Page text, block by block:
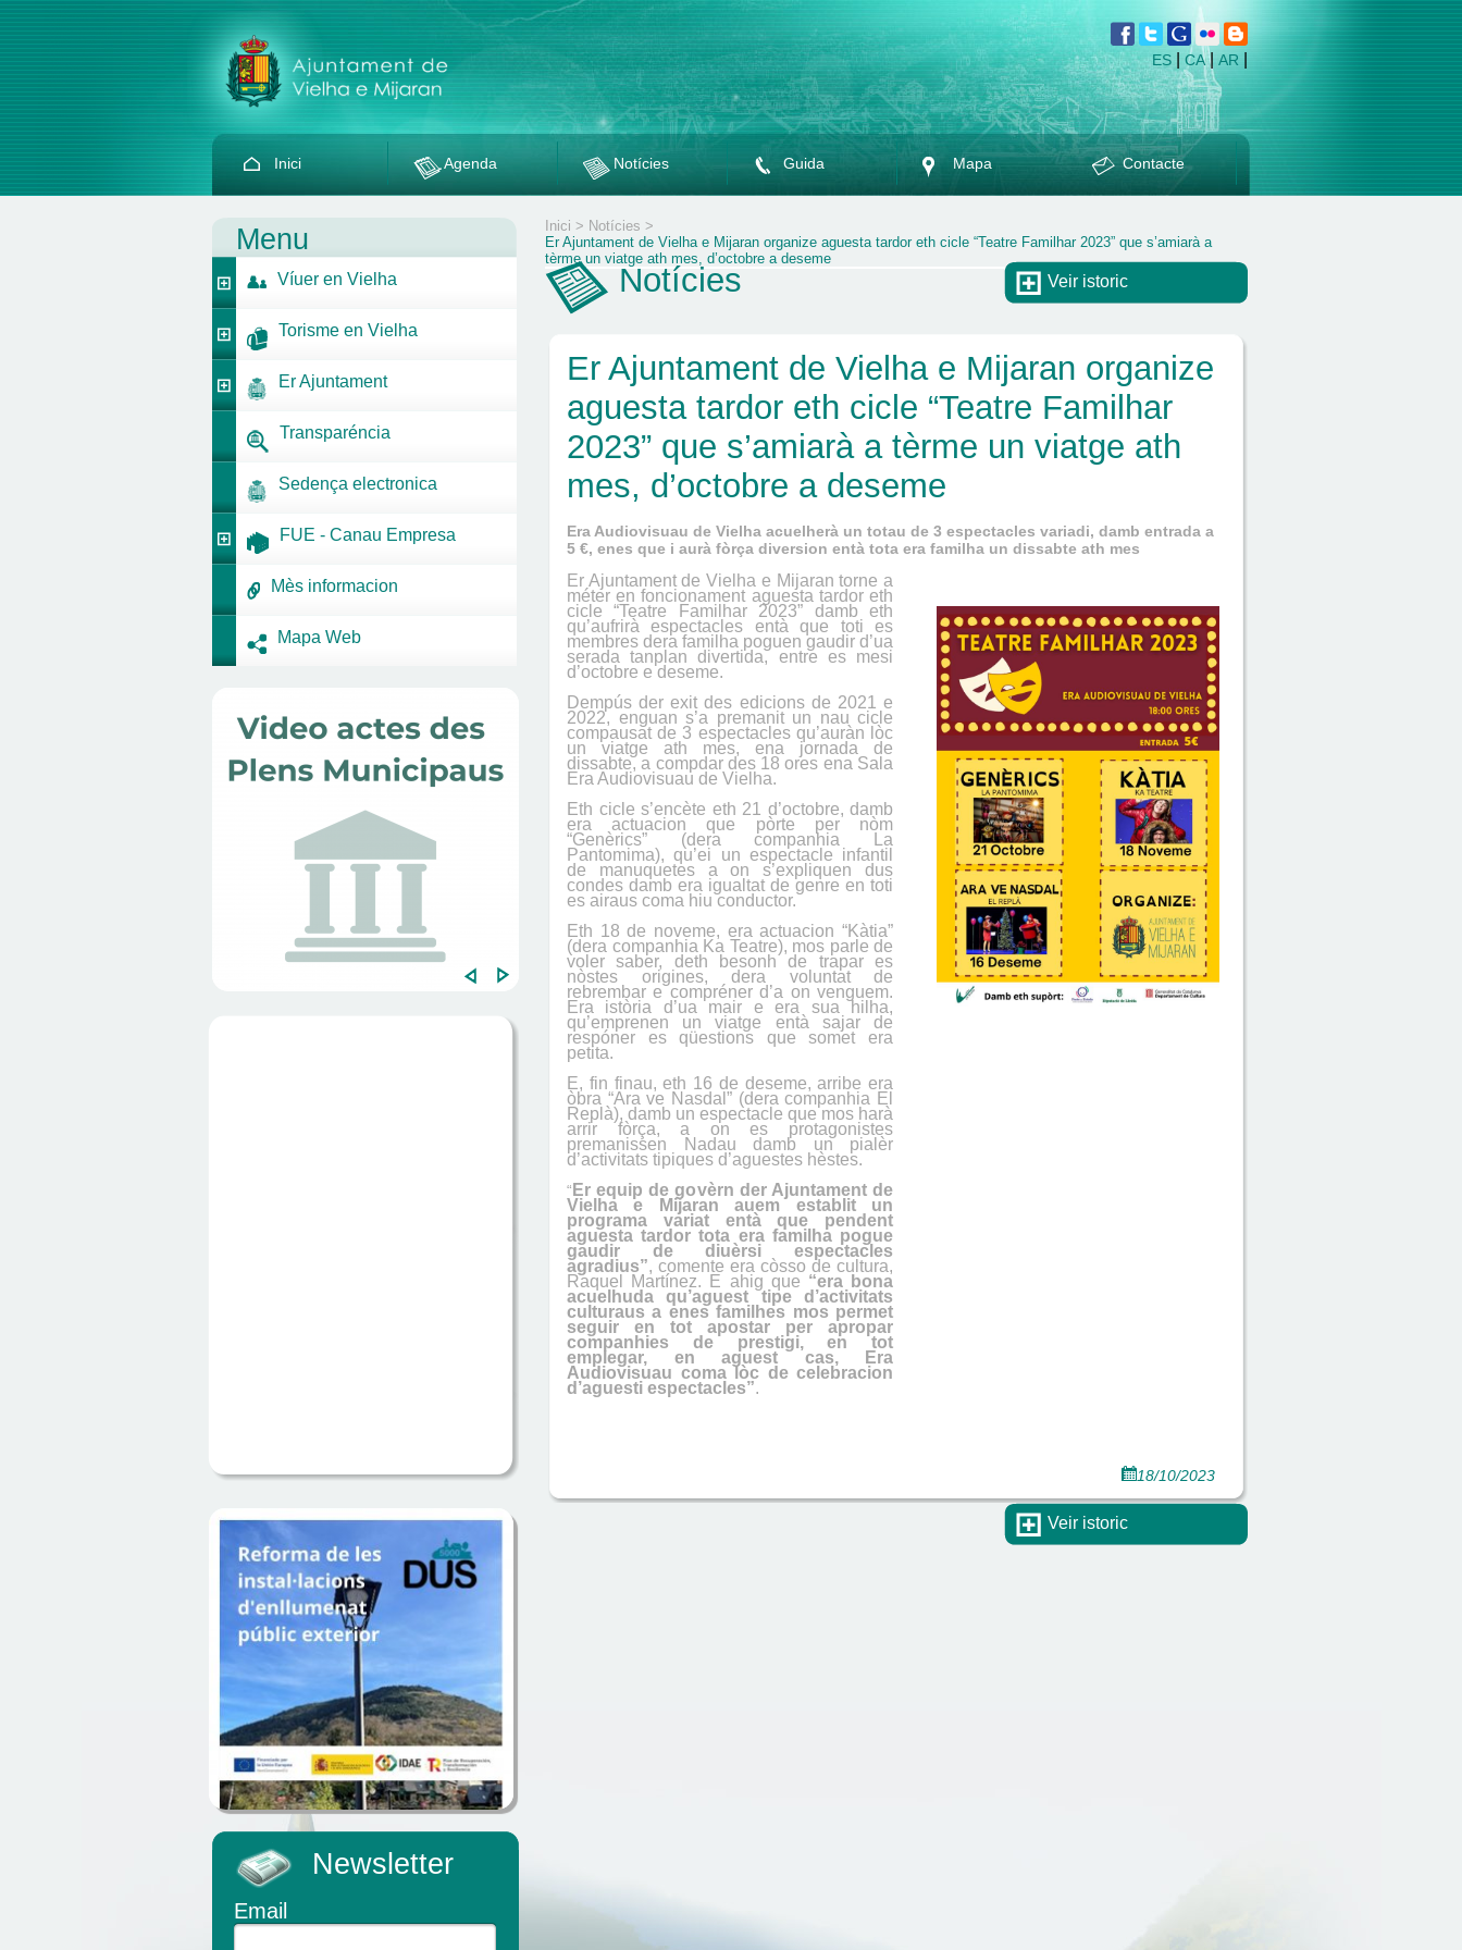
ES CA | AR
Inici Agenda Notícies Guida Mapa Contacte
Menu
Víuer en Vielha
Torisme en Vielha
Er Ajuntament
Transparéncia
Sedença electronica
FUE - Canau Empresa
Mès informacion
Mapa Web
Newsletter
Email
Inici > Notícies >
Er Ajuntament de Vielha e Mijaran organize aguesta tardor eth cicle “Teatre Familhar 2023” que s’amiarà a
tèrme un viatge ath mes, d’octobre a deseme
Notícies Veir istoric
Er Ajuntament de Vielha e Mijaran organize
aguesta tardor eth cicle “Teatre Familhar
2023” que s’amiarà a tèrme un viatge ath
mes, d’octobre a deseme
Era Audiovisuau de Vielha acuelherà un totau de 3 espectacles variadi, damb entrada a
5 €, enes que i aurà fòrça diversion entà tota era familha un dissabte ath mes
Er Ajuntament de Vielha e Mijaran torne a
méter en foncionament aguesta tardor eth
cicle “Teatre Familhar 2023” damb eth
qu’aufrirà espectacles entà que toti es
membres dera familha poguen gaudir d’ua
serada tanplan divertida, entre es mesi
d’octobre e deseme.
Dempús der exit des edicionsde 2021e
2022, enguan s’a premanit un nau cicle
compausat de 3 espectacles qu’auràn lòc
un viatge ath mes, ena jornada de
dissabte, a compdar des 18 ores ena Sala
Era Audiovisuau de Vielha.
Eth cicle s’encète eth 21 d’octobre, damb
era actuacion que pòrte per nòm
“Genèrics” (dera companhia
La
Pantomima), qu’ei un espectacle infantil
de manuquetes a on s’expliquen dus
condes damb era igualtat de genre en toti
es airaus coma hiu conductor.
Eth 18 de noveme, era actuacion “Kàtia”
(dera companhia Ka Teatre), mos parle de
voler saber, deth besonh de trapar es
nòstes origines, dera voluntat de
rebrembar e compréner d’a on venguem.
Era istòria d’ua mair e era sua hilha,
qu’emprenen un viatge entà sajar de
respóner es qüestions que somet era
petita.
E, fin finau, eth 1 6 de deseme, arribe era
òbra “Ara ve Nasdal” (dera companhia El
Replà), damb un espectacle que mos harà
arrir fòrça,a on es protagonistes
premanissen Nadau damb un pialèr
d’activitats tipiques d’aguestes hèstes.
“ Er equip de govèrn der Ajuntament de
Vielha e Mijaran auem establit un
programa variat entà que pendent
aguesta tardor tota era familha pogue
gaudir de diuèrsi espectacles
agradius”, comente era còsso de cultura,
Raquel Martínez. E ahig que “era bona
acuelhuda qu’aguest tipe d’activitats
culturaus a enes familhes mos permet
seguir en tot apostar per apropar
companhies de prestigi, en tot
emplegar, en aguest cas, Era
Audiovisuau coma lòc de celebracion
d’aguesti espectacles”.
18/10/2023
Veir istoric